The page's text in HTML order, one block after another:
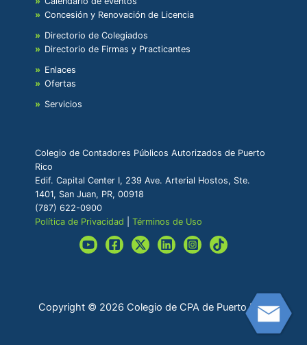
Concesión y Renovación de Licencia
Directorio de Colegiados
Directorio de Firmas y Practicantes
Enlaces
Ofertas
Servicios
Colegio de Contadores Públicos Autorizados de Puerto
Rico
Edif. Capital Center I, 239 Ave. Arterial Hostos, Ste.
1401, San Juan, PR, 00918
(787) 622-0900
Política de Privacidad |Términos de Uso
Copyright © 2026 Colegio de CPA de Puerto Rico